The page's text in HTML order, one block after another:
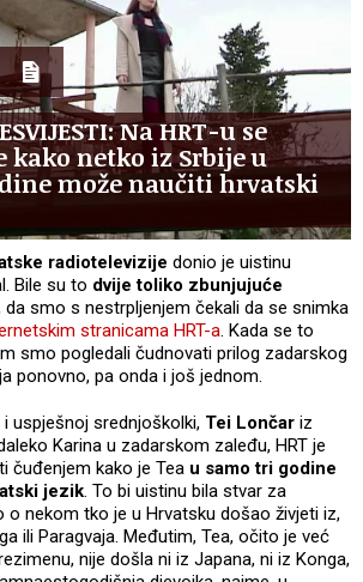
Na HRT-u se
kako netko iz Srbije u
može naučiti hrvatski
radiotelevizije donio je uistinu
Bile su to dvije toliko zbunjujuće
da smo s nestrpljenjem čekali da se snimka
stranicama HRT-a. Kada se to
smo pogledali čudnovati prilog zadarskog
ponovno, pa onda i još jednom.
uspješnoj srednjoškolki, Tei Lončar iz
Karina u zadarskom zaleđu, HRT je
čuđenjem kako je Tea u samo tri godine
jezik. To bi uistinu bila stvar za
o nekom tko je u Hrvatsku došao živjeti iz,
ili Paragvaja. Međutim, Tea, očito je već
nije došla ni iz Japana, ni iz Konga,